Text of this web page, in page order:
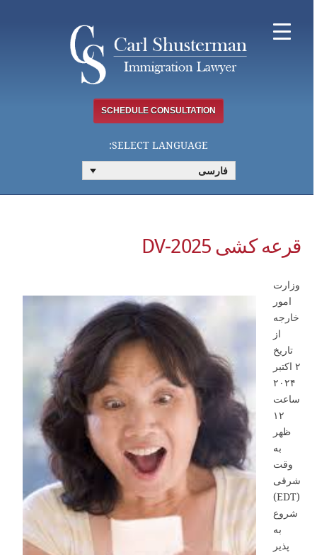
SCHEDULE CONSULTATION
SELECT LANGUAGE:
فارسی
قرعه کشی DV-2025
وزارت
امور
خارجه
از
تاریخ
۲ اکتبر
۲۰۲۴
ساعت
۱۲
ظهر
به
وقت
شرقی
(EDT)
شروع
به
پذیر